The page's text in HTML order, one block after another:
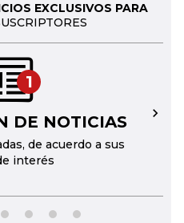
EXCLUSIVOS PARA
1
DE NOTICIAS
de acuerdo a sus
interés
→